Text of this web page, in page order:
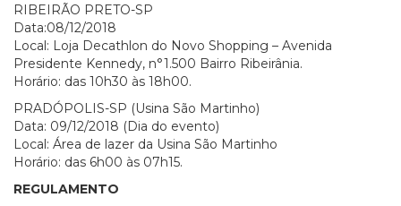
RIBEIRÃO PRETO-SP
Data:08/12/2018
Local: Loja Decathlon do Novo Shopping – Avenida
Presidente Kennedy, n°1.500 Bairro Ribeirânia.
Horário: das 10h30 às 18h00.
PRADÓPOLIS-SP (Usina São Martinho)
Data: 09/12/2018 (Dia do evento)
Local: Área de lazer da Usina São Martinho
Horário: das 6h00 às 07h15.
REGULAMENTO